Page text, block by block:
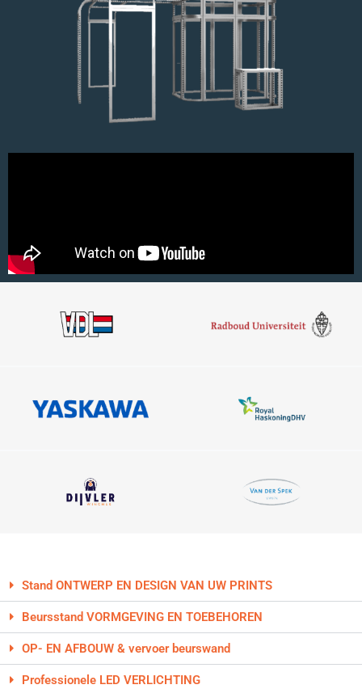
Stand ONTWERP EN DESIGN VAN UW PRINTS
Beursstand VORMGEVING EN TOEBEHOREN
OP- EN AFBOUW & vervoer beurswand
Professionele LED VERLICHTING